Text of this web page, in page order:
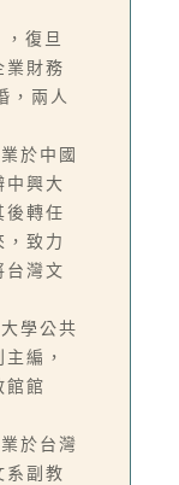
復旦
業財務
，兩人
於中國
中興大
後轉任
，致力
台灣文
學公共
編，
館館
於台灣
系副教